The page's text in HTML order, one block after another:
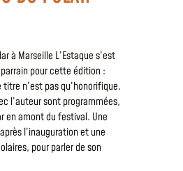
à Marseille L’Estaque s’est
pour cette édition :
titre n’est pas qu’honorifique.
l’auteur sont programmées,
en amont du festival. Une
l’inauguration et une
pour parler de son